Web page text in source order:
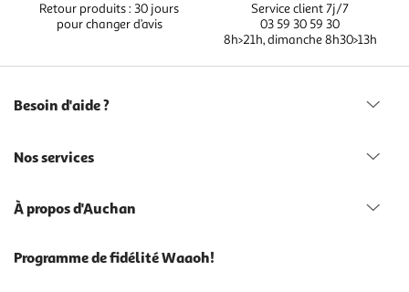
Retour produits : 30 jours
pour changer d’avis
Service client 7j/7
03 59 30 59 30
8h>21h, dimanche 8h30>13h
Besoin d'aide ?
Nos services
À propos d'Auchan
Programme de fidélité Waaoh!